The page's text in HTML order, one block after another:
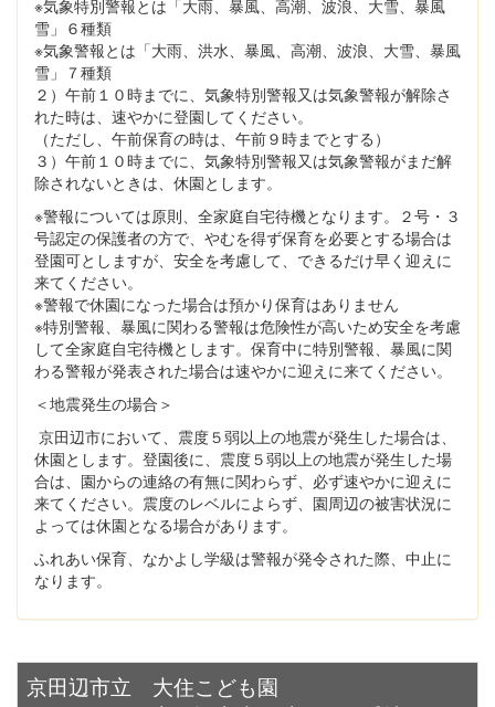
※気象特別警報とは「大雨、暴風、高潮、波浪、大雪、暴風
雪」６種類
※気象警報とは「大雨、洪水、暴風、高潮、波浪、大雪、暴風
雪」７種類
２）午前１０時までに、気象特別警報又は気象警報が解除さ
れた時は、速やかに登園してください。
（ただし、午前保育の時は、午前９時までとする）
３）午前１０時までに、気象特別警報又は気象警報がまだ解
除されないときは、休園とします。
※警報については原則、全家庭自宅待機となります。２号・３
号認定の保護者の方で、やむを得ず保育を必要とする場合は
登園可としますが、安全を考慮して、できるだけ早く迎えに
来てください。
※警報で休園になった場合は預かり保育はありません
※特別警報、暴風に関わる警報は危険性が高いため安全を考慮
して全家庭自宅待機とします。保育中に特別警報、暴風に関
わる警報が発表された場合は速やかに迎えに来てください。
＜地震発生の場合＞
京田辺市において、震度５弱以上の地震が発生した場合は、
休園とします。登園後に、震度５弱以上の地震が発生した場
合は、園からの連絡の有無に関わらず、必ず速やかに迎えに
来てください。震度のレベルによらず、園周辺の被害状況に
よっては休園となる場合があります。
ふれあい保育、なかよし学級は警報が発令された際、中止に
なります。
京田辺市立 大住こども園